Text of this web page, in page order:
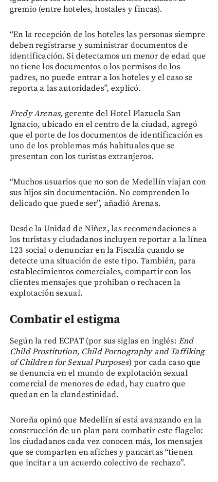
gremio (entre hoteles, hostales y fincas).
“En la recepción de los hoteles las personas siempre
deben registrarse y suministrar documentos de
identificación. Si detectamos un menor de edad que
no tiene los documentos o los permisos de los
padres, no puede entrar a los hoteles y el caso se
reporta a las autoridades”, explicó.
Fredy Arenas, gerente del Hotel Plazuela San
Ignacio, ubicado en el centro de la ciudad, agregó
que el porte de los documentos de identificación es
uno de los problemas más habituales que se
presentan con los turistas extranjeros.
“Muchos usuarios que no son de Medellín viajan con
sus hijos sin documentación. No comprenden lo
delicado que puede ser”, añadió Arenas.
Desde la Unidad de Niñez, las recomendaciones a
los turistas y ciudadanos incluyen reportar a la línea
123 social o denunciar en la Fiscalía cuando se
detecte una situación de este tipo. También, para
establecimientos comerciales, compartir con los
clientes mensajes que prohiban o rechacen la
explotación sexual.
Combatir el estigma
Según la red ECPAT (por sus siglas en inglés: End
Child Prostitution, Child Pornography and Taffiking
of Children for Sexual Purposes) por cada caso que
se denuncia en el mundo de explotación sexual
comercial de menores de edad, hay cuatro que
quedan en la clandestinidad.
Noreña opinó que Medellín sí está avanzando en la
construcción de un plan para combatir este flagelo:
los ciudadanos cada vez conocen más, los mensajes
que se comparten en afiches y pancartas “tienen
que incitar a un acuerdo colectivo de rechazo”.